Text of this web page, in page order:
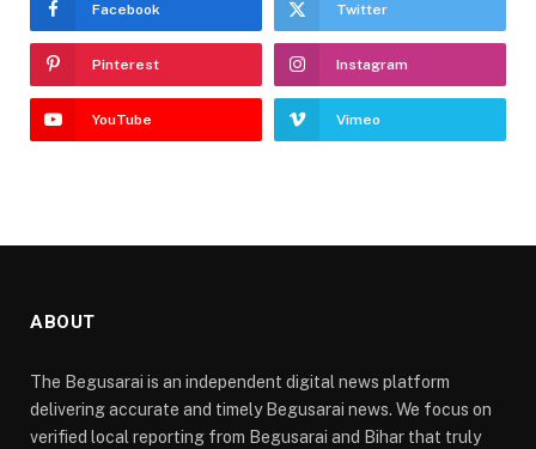
Facebook Twitter
Pinterest Instagram
YouTube Vimeo
ABOUT
The Begusarai is an independent digital news platform
delivering accurate and timely Begusarai news. We focus on
verified local reporting from Begusarai and Bihar that truly